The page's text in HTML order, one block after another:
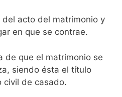
acto del matrimonio y
en que se contrae.
de que el matrimonio se
siendo ésta el título
civil de casado.